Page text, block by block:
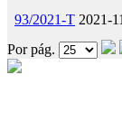
93/2021-T 2021-
Por pág.